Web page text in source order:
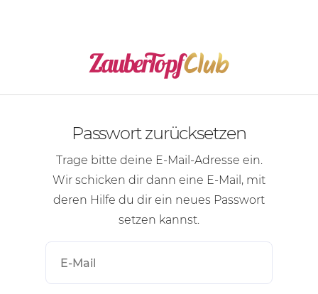
Passwort zurücksetzen
Trage bitte deine E-Mail-Adresse ein.
Wir schicken dir dann eine E-Mail , mit
deren Hilfe du dir ein neues Passwort
setzen kannst.